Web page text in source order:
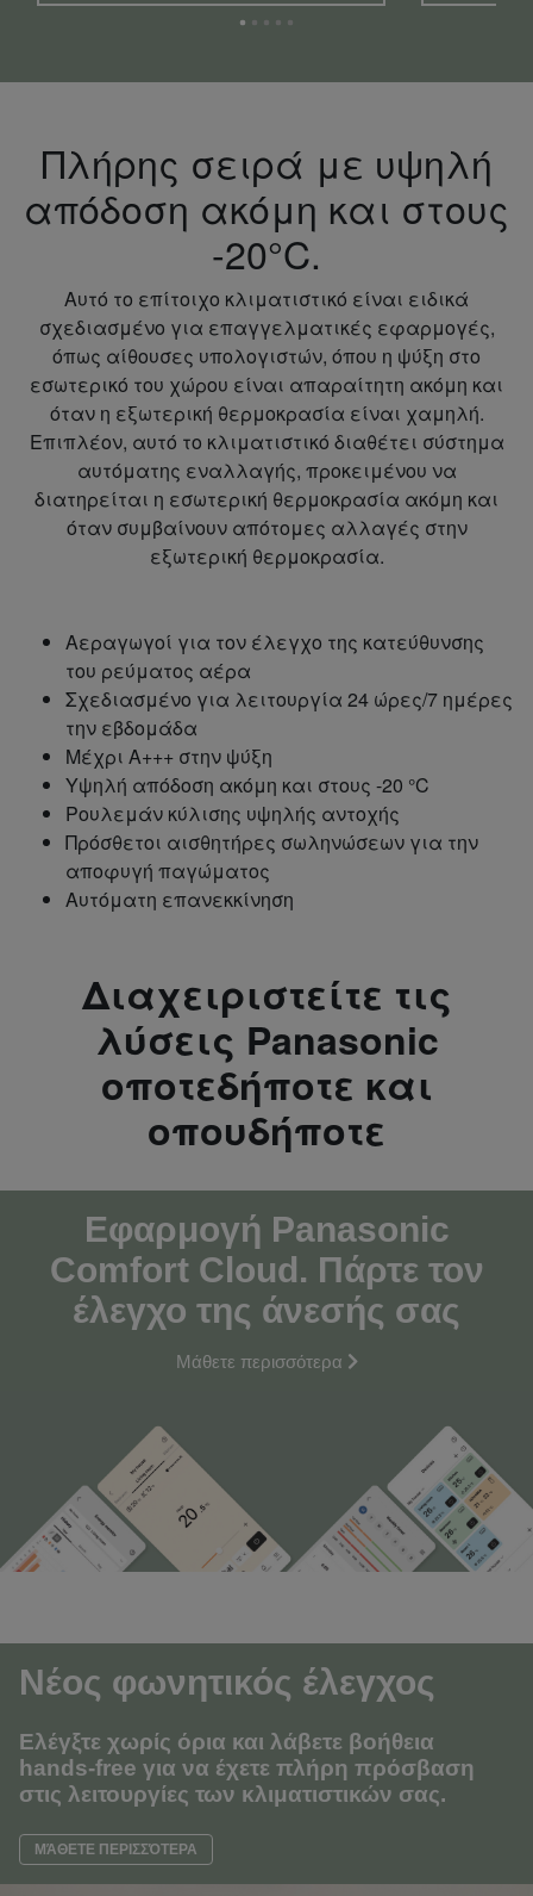
Πλήρης σειρά με υψηλή
απόδοση ακόμη και στους
-20°C.
Αυτό το επίτοιχο κλιματιστικό είναι ειδικά
σχεδιασμένο για επαγγελματικές εφαρμογές,
όπως αίθουσες υπολογιστών, όπου η ψύξη στο
εσωτερικό του χώρου είναι απαραίτητη ακόμη και
όταν η εξωτερική θερμοκρασία είναι χαμηλή.
Επιπλέον, αυτό το κλιματιστικό διαθέτει σύστημα
αυτόματης εναλλαγής, προκειμένου να
διατηρείται η εσωτερική θερμοκρασία ακόμη και
όταν συμβαίνουν απότομες αλλαγές στην
εξωτερική θερμοκρασία.
Αεραγωγοί για τον έλεγχο της κατεύθυνσης
του ρεύματος αέρα
Σχεδιασμένο για λειτουργία 24 ώρες/7 ημέρες
την εβδομάδα
Μέχρι A+++ στην ψύξη
Υψηλή απόδοση ακόμη και στους -20 °C
Ρουλεμάν κύλισης υψηλής αντοχής
Πρόσθετοι αισθητήρες σωληνώσεων για την
αποφυγή παγώματος
Αυτόματη επανεκκίνηση
Διαχειριστείτε τις
λύσεις Panasonic
οποτεδήποτε και
οπουδήποτε
Εφαρμογή Panasonic
Comfort Cloud. Πάρτε τον
έλεγχο της άνεσής σας
Μάθετε περισσότερα
Νέος φωνητικός έλεγχος
Ελέγξτε χωρίς όρια και λάβετε βοήθεια
hands-free για να έχετε πλήρη πρόσβαση
στις λειτουργίες των κλιματιστικών σας.
ΜΆΘΕΤΕ ΠΕΡΙΣΣΌΤΕΡΑ